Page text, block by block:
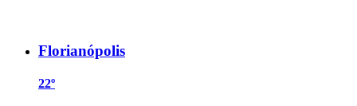
Florianópolis
22º